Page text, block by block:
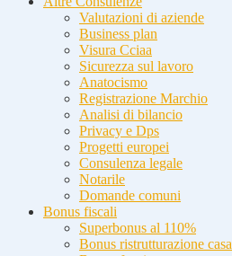
Valutazioni di aziende
Business plan
Visura Cciaa
Sicurezza sul lavoro
Anatocismo
Registrazione Marchio
Analisi di bilancio
Privacy e Dps
Progetti europei
Consulenza legale
Notarile
Domande comuni
Bonus fiscali
Superbonus al 110%
Bonus ristrutturazione casa